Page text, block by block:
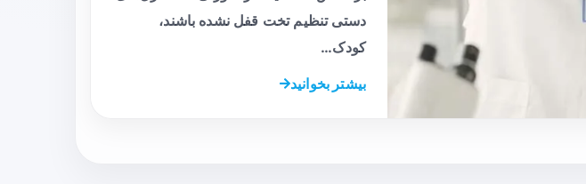
دستی تنظیم تخت قفل نشده باشند،
کودک…
بیشتر بخوانید